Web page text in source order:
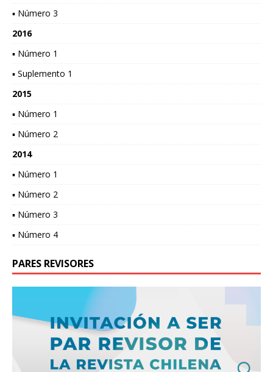
▪ Número 3
2016
▪ Número 1
▪ Suplemento 1
2015
▪ Número 1
▪ Número 2
2014
▪ Número 1
▪ Número 2
▪ Número 3
▪ Número 4
PARES REVISORES